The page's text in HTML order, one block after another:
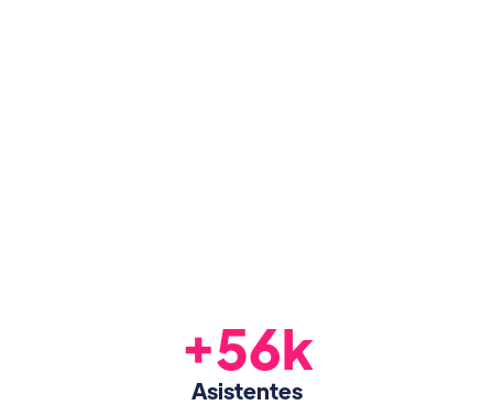
+56k
Asistentes